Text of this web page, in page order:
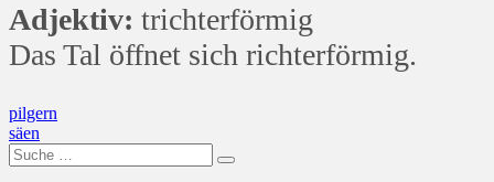
Adjektiv: trichterförmig
Das Tal öffnet sich richterförmig.
Beitragsnavigation
pilgern
säen
Suche
nach: